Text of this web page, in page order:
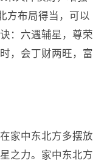
方布局得当，可以
：六遇辅星，尊荣
，会丁财两旺，富
家中东北方多摆放
之力。家中东北方